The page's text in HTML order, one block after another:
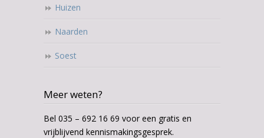
Huizen
Naarden
Soest
Meer weten?
Bel 035 – 692 16 69 voor een gratis en
vrijblijvend kennismakingsgesprek.